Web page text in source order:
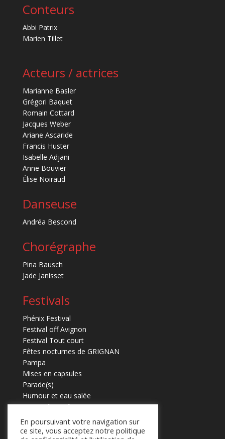
Conteurs
Abbi Patrix
Marien Tillet
Acteurs / actrices
Marianne Basler
Grégori Baquet
Romain Cottard
Jacques Weber
Ariane Ascaride
Francis Huster
Isabelle Adjani
Anne Bouvier
Élise Noiraud
Danseuse
Andréa Bescond
Chorégraphe
Pina Bausch
Jade Janisset
Festivals
Phénix Festival
Festival off Avignon
Festival Tout court
Fêtes nocturnes de GRIGNAN
Pampa
Mises en capsules
Parade(s)
Humour et eau salée
Marmaille en fugues
En poursuivant votre navigation sur
ce site, vous acceptez notre politique